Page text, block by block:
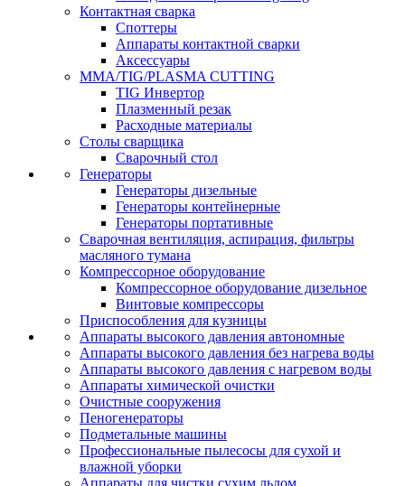
Контактная сварка
Споттеры
Аппараты контактной сварки
Аксессуары
MMA/TIG/PLASMA CUTTING
TIG Инвертор
Плазменный резак
Расходные материалы
Столы сварщика
Сварочный стол
Генераторы
Генераторы дизельные
Генераторы контейнерные
Генераторы портативные
Сварочная вентиляция, аспирация, фильтры
масляного тумана
Компрессорное оборудование
Компрессорное оборудование дизельное
Винтовые компрессоры
Приспособления для кузницы
Аппараты высокого давления автономные
Аппараты высокого давления без нагрева воды
Аппараты высокого давления с нагревом воды
Аппараты химической очистки
Очистные сооружения
Пеногенераторы
Подметальные машины
Профессиональные пылесосы для сухой и
влажной уборки
Аппараты для чистки сухим льдом